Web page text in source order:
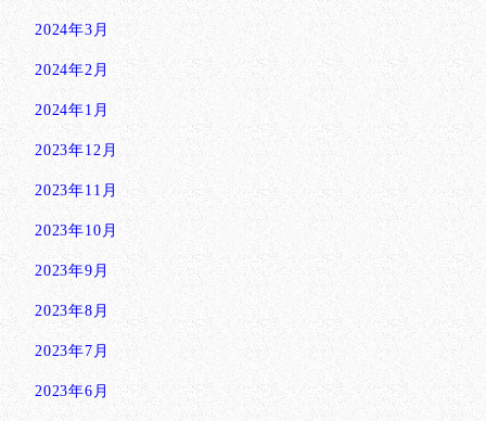
2024年3月
2024年2月
2024年1月
2023年12月
2023年11月
2023年10月
2023年9月
2023年8月
2023年7月
2023年6月